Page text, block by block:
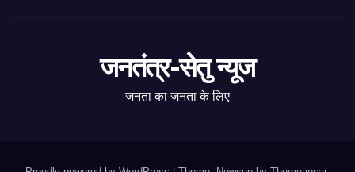
जनतंत्र-सेतु न्यूज
जनता का जनता के लिए